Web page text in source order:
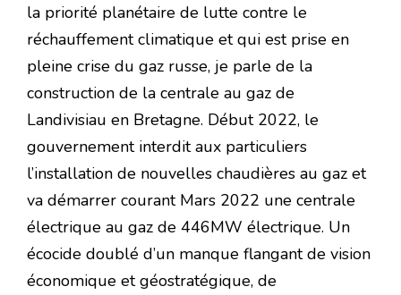
la priorité planétaire de lutte contre le
réchauffement climatique et qui est prise en
pleine crise du gaz russe, je parle de la
construction de la centrale au gaz de
Landivisiau en Bretagne. Début 2022, le
gouvernement interdit aux particuliers
l’installation de nouvelles chaudières au gaz et
va démarrer courant Mars 2022 une centrale
électrique au gaz de 446MW électrique. Un
écocide doublé d’un manque flangant de vision
économique et géostratégique, de